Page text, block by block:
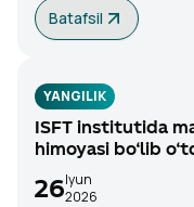
Batafsil
YANGILIK
ISFT institutida
himoyasi bo‘lib
26Iyun
2026